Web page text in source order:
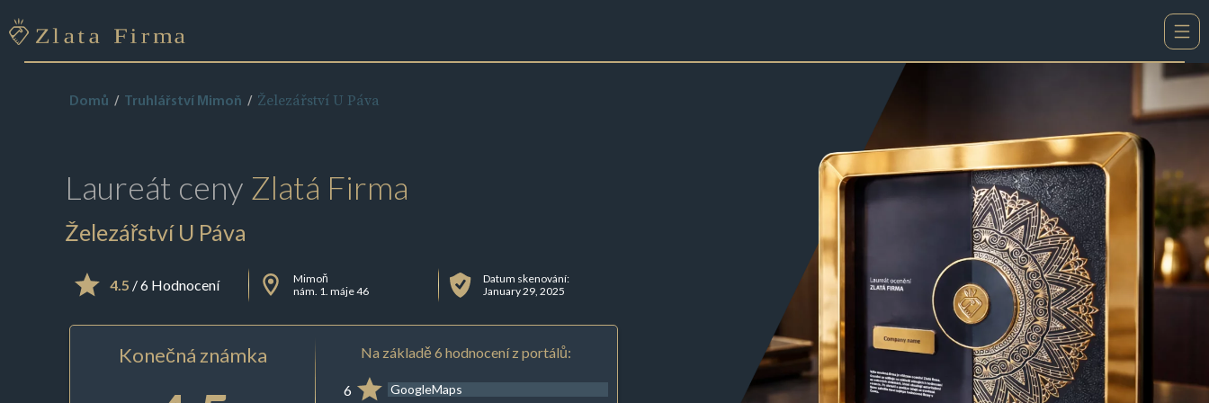
Domů Truhlářství Mimoň Železářství U Páva
Laureát ceny Zlatá Firma
Železářství U Páva
4.5 / 6 Hodnocení
Mimoň
nám. 1. máje 46
Datum skenování:
January 29, 2025
Konečná známka Na základě 6 hodnocení z portálů:
6 GoogleMaps